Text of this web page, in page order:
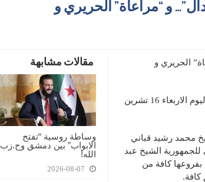
و “مراعاة” الحريري و
مقالات مشابهة
وساطة روسية “تفتح
الابواب” بين دمشق وح.زب
الله!
2026-08-07
الحريري و
كتب الصحافي علي ضاحي في جريدة الديار ليوم الاربعاء 16 تشرين
محمد رشيد قباني
للجمهورية الشيخ عبد
بفروعها كافة من